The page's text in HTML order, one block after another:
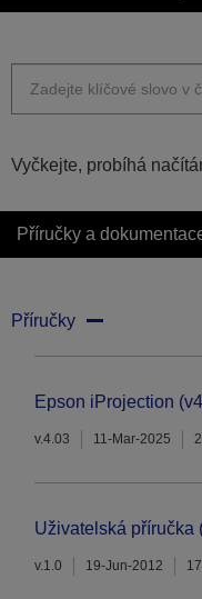
Vyčkejte, probíhá
Příručky a
Příručky
Epson iProjection
v.4.03 11-Mar-2025
Uživatelská příručka
v.1.0 19-Jun-2012